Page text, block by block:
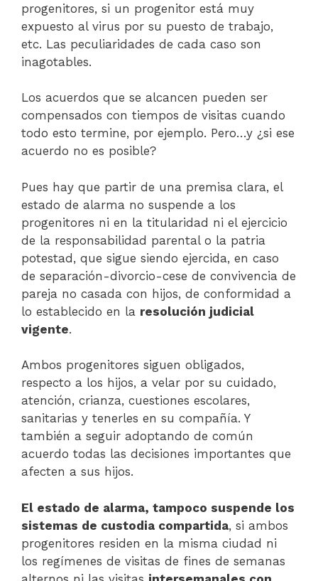
progenitores, si un progenitor está muy
expuesto al virus por su puesto de trabajo,
etc. Las peculiaridades de cada caso son
inagotables.
Los acuerdos que se alcancen pueden ser
compensados con tiempos de visitas cuando
todo esto termine, por ejemplo. Pero…y ¿si ese
acuerdo no es posible?
Pues hay que partir de una premisa clara, el
estado de alarma no suspende a los
progenitores ni en la titularidad ni el ejercicio
de la responsabilidad parental o la patria
potestad, que sigue siendo ejercida, en caso
de separación-divorcio-cese de convivencia de
pareja no casada con hijos, de conformidad a
lo establecido en la resolución judicial
vigente.
Ambos progenitores siguen obligados,
respecto a los hijos, a velar por su cuidado,
atención, crianza, cuestiones escolares,
sanitarias y tenerles en su compañía. Y
también a seguir adoptando de común
acuerdo todas las decisiones importantes que
afecten a sus hijos.
El estado de alarma, tampoco suspende los
sistemas de custodia compartida, si ambos
progenitores residen en la misma ciudad ni
los regímenes de visitas de fines de semanas